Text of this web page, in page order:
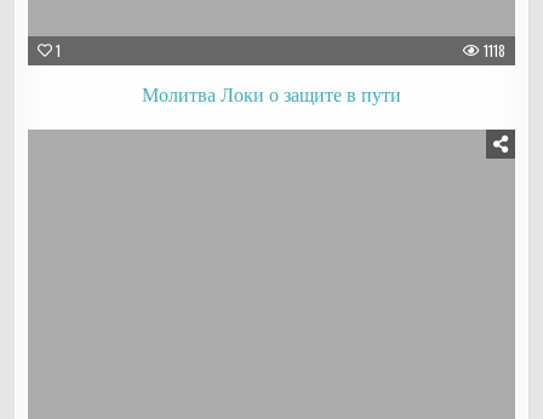
1 1118
Молитва Локи о защите в пути